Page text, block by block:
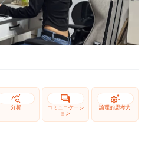
query_stats
分析
forum
コミュニケーシ
ョン
settings_suggest
論理的思考力